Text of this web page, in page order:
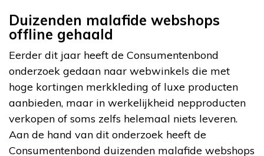
Duizenden malafide webshops
offline gehaald
Eerder dit jaar heeft de Consumentenbond
onderzoek gedaan naar webwinkels die met
hoge kortingen merkkleding of luxe producten
aanbieden, maar in werkelijkheid nepproducten
verkopen of soms zelfs helemaal niets leveren.
Aan de hand van dit onderzoek heeft de
Consumentenbond duizenden malafide webshops